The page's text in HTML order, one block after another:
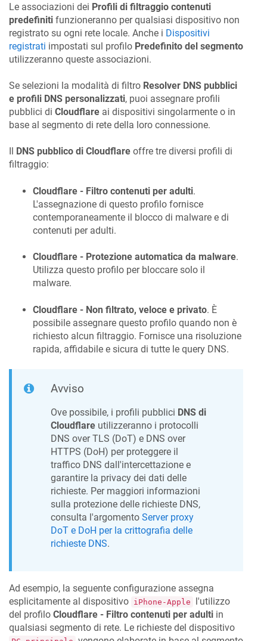
Le associazioni dei Profili di filtraggio contenuti
predefiniti funzioneranno per qualsiasi dispositivo non
registrato su ogni rete locale. Anche i Dispositivi
registrati impostati sul profilo Predefinito del segmento
utilizzeranno queste associazioni.
Se selezioni la modalità di filtro Resolver DNS pubblici
e profili DNS personalizzati, puoi assegnare profili
pubblici di Cloudflare ai dispositivi singolarmente o in
base al segmento di rete della loro connessione.
DNS pubblico di Cloudflare offre tre diversi profili di
filtraggio:
Cloudflare - Filtro contenuti per adulti.
L'assegnazione di questo profilo fornisce
contemporaneamente il blocco di malware e di
contenuti per adulti.
Cloudflare - Protezione automatica da malware.
Utilizza questo profilo per bloccare solo il
malware.
Cloudflare - Non filtrato, veloce e privato. È
possibile assegnare questo profilo quando non è
richiesto alcun filtraggio. Fornisce una risoluzione
rapida, affidabile e sicura di tutte le query DNS.
Avviso
Ove possibile, i profili pubblici DNS di
Cloudflare utilizzeranno i protocolli
DNS over TLS (DoT) e DNS over
HTTPS (DoH) per proteggere il
traffico DNS dall'intercettazione e
garantire la privacy dei dati delle
richieste. Per maggiori informazioni
sulla protezione delle richieste DNS,
consulta l'argomento Server proxy
DoT e DoH per la crittografia delle
richieste DNS.
Ad esempio, la seguente configurazione assegna
esplicitamente al dispositivo iPhone-Apple
l'utilizzo
del profilo Cloudflare - Filtro contenuti per adulti in
qualsiasi segmento di rete. Le richieste del dispositivo